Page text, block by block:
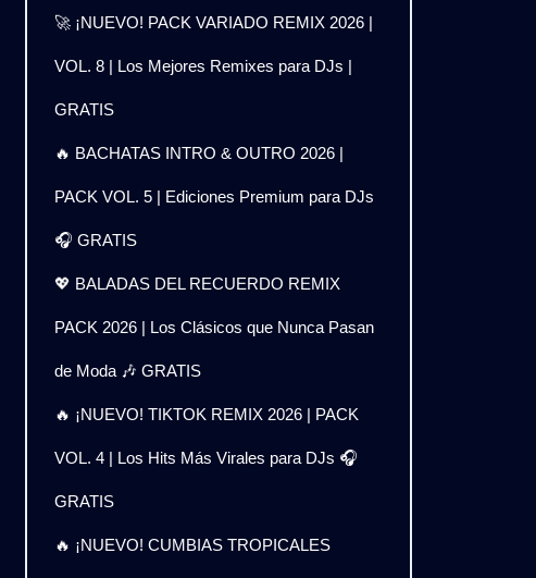
🚀 ¡NUEVO! PACK VARIADO REMIX 2026 |
VOL. 8 | Los Mejores Remixes para DJs |
GRATIS
🔥 BACHATAS INTRO & OUTRO 2026 |
PACK VOL. 5 | Ediciones Premium para DJs
🎧 GRATIS
💖 BALADAS DEL RECUERDO REMIX
PACK 2026 | Los Clásicos que Nunca Pasan
de Moda 🎶 GRATIS
🔥 ¡NUEVO! TIKTOK REMIX 2026 | PACK
VOL. 4 | Los Hits Más Virales para DJs 🎧
GRATIS
🔥 ¡NUEVO! CUMBIAS TROPICALES